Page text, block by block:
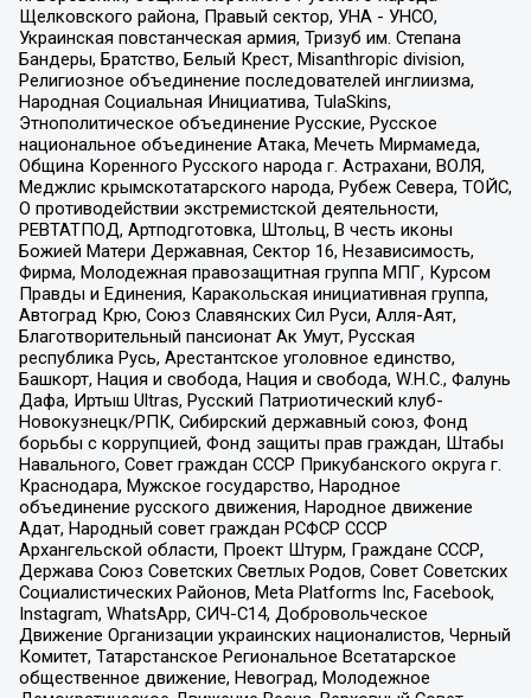
Щелковского района, Правый сектор, УНА - УНСО,
Украинская повстанческая армия, Тризуб им. Степана
Бандеры, Братство, Белый Крест, Misanthropic division,
Религиозное объединение последователей инглиизма,
Народная Социальная Инициатива, TulaSkins,
Этнополитическое объединение Русские, Русское
национальное объединение Атака, Мечеть Мирмамеда,
Община Коренного Русского народа г. Астрахани, ВОЛЯ,
Меджлис крымскотатарского народа, Рубеж Севера, ТОЙС,
О противодействии экстремистской деятельности,
РЕВТАТПОД, Артподготовка, Штольц, В честь иконы
Божией Матери Державная, Сектор 16, Независимость,
Фирма, Молодежная правозащитная группа МПГ, Курсом
Правды и Единения, Каракольская инициативная группа,
Автоград Крю, Союз Славянских Сил Руси, Алля-Аят,
Благотворительный пансионат Ак Умут, Русская
республика Русь, Арестантское уголовное единство,
Башкорт, Нация и свобода, Нация и свобода, W.H.С., Фалунь
Дафа, Иртыш Ultras, Русский Патриотический клуб-
Новокузнецк/РПК, Сибирский державный союз, Фонд
борьбы с коррупцией, Фонд защиты прав граждан, Штабы
Навального, Совет граждан СССР Прикубанского округа г.
Краснодара, Мужское государство, Народное
объединение русского движения, Народное движение
Адат, Народный совет граждан РСФСР СССР
Архангельской области, Проект Штурм, Граждане СССР,
Держава Союз Советских Светлых Родов, Совет Советских
Социалистических Районов, Meta Platforms Inc, Facebook,
Instagram, WhatsApp, СИЧ-С14, Добровольческое
Движение Организации украинских националистов, Черный
Комитет, Татарстанское Региональное Всетатарское
общественное движение, Невоград, Молодежное